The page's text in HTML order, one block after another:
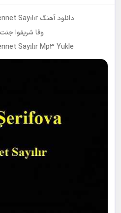
دانلود آهنگ Vefa Şerifova Cennet Sayılır
وفا شریفوا جنت
Sayılır Mp3 Yukle